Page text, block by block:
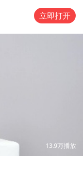
立即打开
07:12
13.9万播放